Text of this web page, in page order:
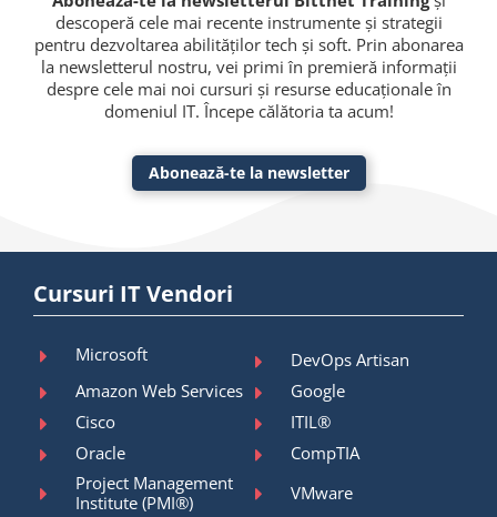
descoperă cele mai recente instrumente și strategii
pentru dezvoltarea abilităților tech și soft. Prin abonarea
la newsletterul nostru, vei primi în premieră informații
despre cele mai noi cursuri și resurse educaționale în
domeniul IT. Începe călătoria ta acum!
Abonează-te la newsletter
Cursuri IT Vendori
Microsoft
DevOps Artisan
Amazon Web Services
Google
Cisco
ITIL®
Oracle
CompTIA
Project Management
Institute (PMI®)
VMware